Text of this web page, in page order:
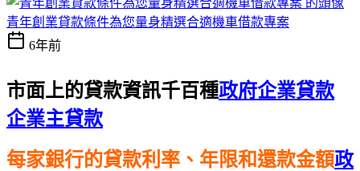
青年創業貸款條件為您量身精選合適機車借款專案
6年前
市面上的貸款資訊千百種政府企業貸款
企業主貸款
每家銀行的貸款利率、年限和還款金額政